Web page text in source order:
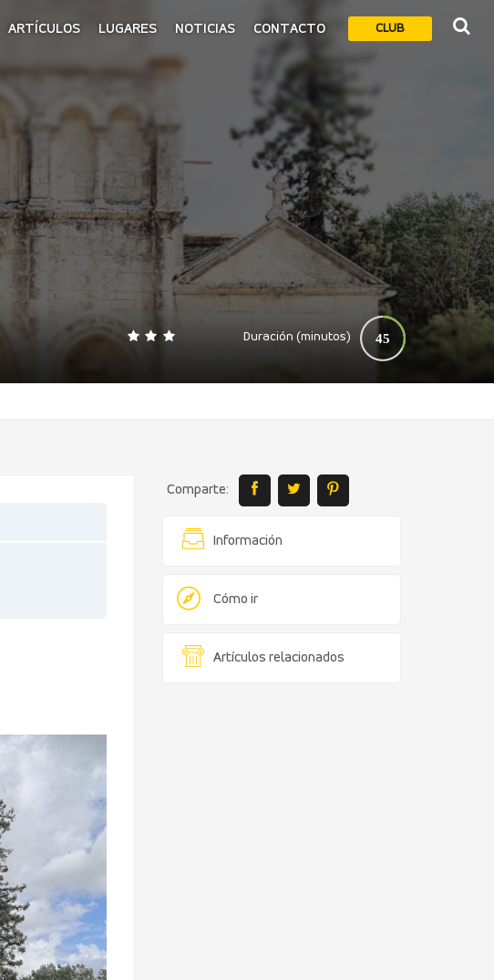
CLUB
ARTÍCULOS LUGARES NOTICIAS CONTACTO
Duración (minutos) 45
0 140
Comparte:
Información
Cómo ir
Artículos relacionados